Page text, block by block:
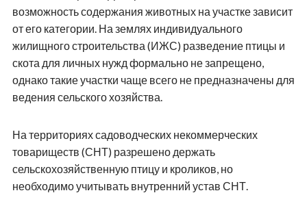
возможность содержания животных на участке зависит
от его категории. На землях индивидуального
жилищного строительства (ИЖС) разведение птицы и
скота для личных нужд формально не запрещено,
однако такие участки чаще всего не предназначены для
ведения сельского хозяйства.
На территориях садоводческих некоммерческих
товариществ (СНТ) разрешено держать
сельскохозяйственную птицу и кроликов, но
необходимо учитывать внутренний устав СНТ.